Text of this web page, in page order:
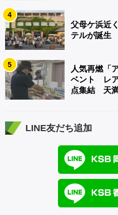
4
父母ケ浜近
テルが誕生
5
人気再燃「
ベント レ
点集結 天
LINE友だち追加